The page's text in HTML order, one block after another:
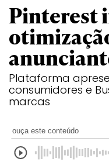
Pinterest
Plataforma
consumidores e
marcas
ouça este conteúdo